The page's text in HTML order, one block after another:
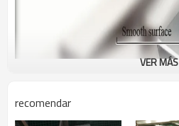
VER MÁS
recomendar